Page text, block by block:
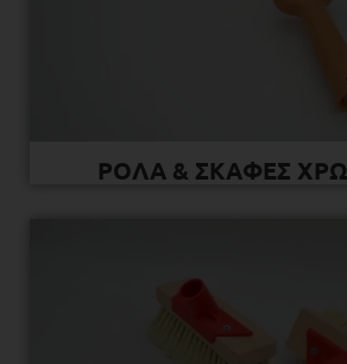
ΡΟΛΑ & ΣΚΑΦΕΣ